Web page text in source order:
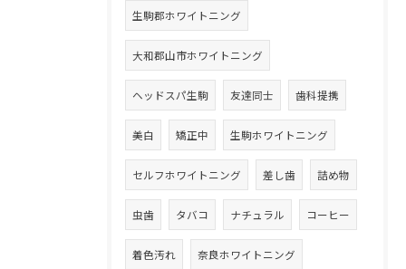
生駒郡ホワイトニング
大和郡山市ホワイトニング
ヘッドスパ生駒 友達同士 歯科提携
美白 矯正中 生駒ホワイトニング
セルフホワイトニング 差し歯 詰め物
虫歯 タバコ ナチュラル コーヒー
着色汚れ 奈良ホワイトニング